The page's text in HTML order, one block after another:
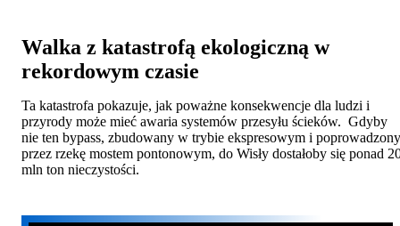
Walka z katastrofą ekologiczną w
rekordowym czasie
Ta katastrofa pokazuje, jak poważne konsekwencje dla ludzi i
przyrody może mieć awaria systemów przesyłu ścieków. Gdyby
nie ten bypass, zbudowany w trybie ekspresowym i poprowadzony
przez rzekę mostem pontonowym, do Wisły dostałoby się ponad
mln ton nieczystości.